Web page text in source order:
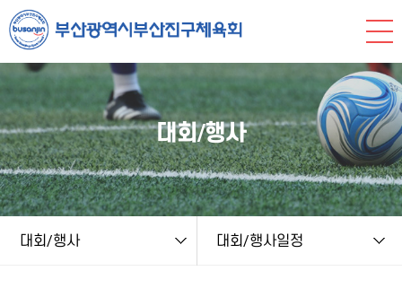
본문 바로가기
string(9) "board.php" string(8) "schedule" NULL
대회/행사
대회/행사 대회/행사일정